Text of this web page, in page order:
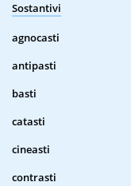
Sostantivi
agnocasti
antipasti
basti
catasti
cineasti
contrasti